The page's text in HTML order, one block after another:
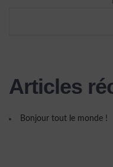
Articles
Bonjour tout le monde !